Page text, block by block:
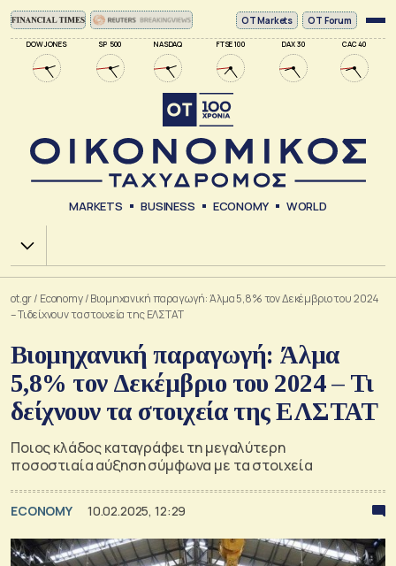
DOW JONES SP 500 NASDAQ FTSE 100 DAX 30 CAC 40
ΟΤ Markets OT Forum
MARKETS BUSINESS ECONOMY WORLD
Χ.Α.
ot.gr/ Economy/Βιομηχανική παραγωγή: Άλμα 5,8% τον Δεκέμβριο του 2024
– Τι δείχνουν τα στοιχεία της ΕΛΣΤΑΤ
Βιομηχανική παραγωγή: Άλμα
5,8% τον Δεκέμβριο του 2024 – Τι
δείχνουν τα στοιχεία της ΕΛΣΤΑΤ
Ποιος κλάδος καταγράφει τη μεγαλύτερη
ποσοστιαία αύξηση σύμφωνα με τα στοιχεία
ECONOMY 10.02.2025, 12:29